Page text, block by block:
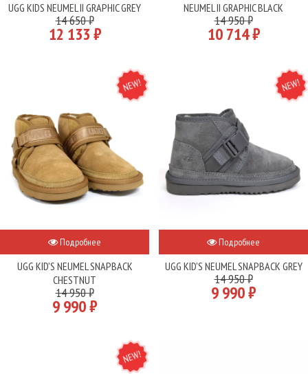
UGG KIDS NEUMEL II GRAPHIC GREY
14 650 ₽
12 133 ₽
NEUMEL II GRAPHIC BLACK
14 950 ₽
10 714 ₽
NEW
Подробнее
UGG KID'S NEUMEL SNAPBACK
CHESTNUT
14 950 ₽
9 990 ₽
NEW
Подробнее
UGG KID'S NEUMEL SNAPBACK GREY
14 950 ₽
9 990 ₽
NEW